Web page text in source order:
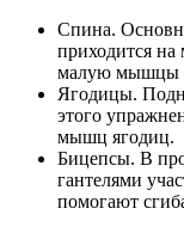
Спина.
приходится
малую мышцы
Ягодицы.
этого
мышц ягодиц.
Бицепсы. В
гантелями
помогают